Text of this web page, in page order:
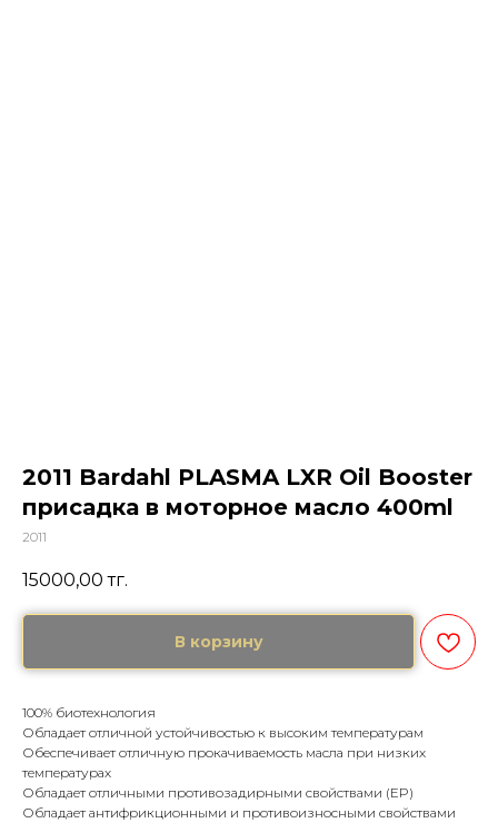
2011 Bardahl PLASMA LXR Oil Booster
присадка в моторное масло 400ml
2011
15000,00 тг.
В корзину
100% биотехнология
Обладает отличной устойчивостью к высоким температурам
Обеспечивает отличную прокачиваемость масла при низких
температурах
Обладает отличными противозадирными свойствами (EP)
Обладает антифрикционными и противоизносными свойствами